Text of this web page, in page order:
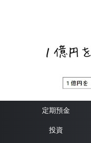
定期預金
投資